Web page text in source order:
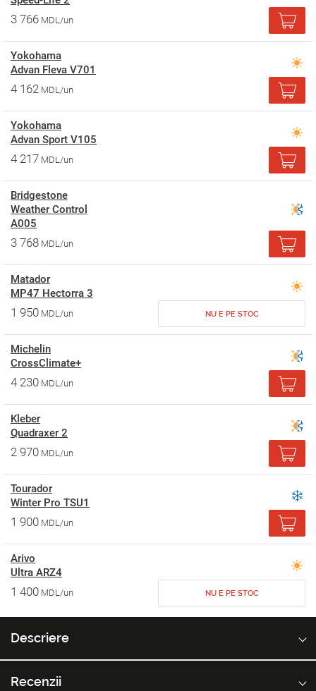
3 766 MDL/un
Yokohama
Advan Fleva V701
4 162 MDL/un
Yokohama
Advan Sport V105
4 217 MDL/un
Bridgestone
Weather Control
A005
3 768 MDL/un
Matador
MP47 Hectorra 3
1 950 MDL/un NU E PE STOC
Michelin
CrossClimate+
4 230 MDL/un
Kleber
Quadraxer 2
2 970 MDL/un
Tourador
Winter Pro TSU1
1 900 MDL/un
Arivo
Ultra ARZ4
1 400 MDL/un NU E PE STOC
Descriere
Recenzii